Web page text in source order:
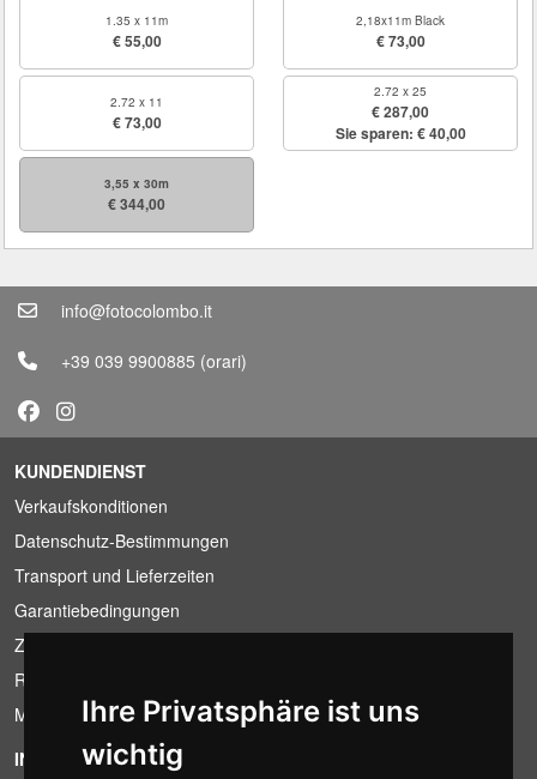
Ihre Privatsphäre ist uns
wichtig
1.35 x 11m
€ 55,00
2,18x11m Black
€ 73,00
2.72 x 11
€ 73,00
2.72 x 25
€ 287,00
Sie sparen: € 40,00
3,55 x 30m
€ 344,00
info@fotocolombo.it
+39 039 9900885 (orari)
KUNDENDIENST
Verkaufskonditionen
Datenschutz-Bestimmungen
Transport und Lieferzeiten
Garantiebedingungen
Zahlungsbedingungen
Ruecktrittsrecht
MwSt-Bedingungen
INFORMATION